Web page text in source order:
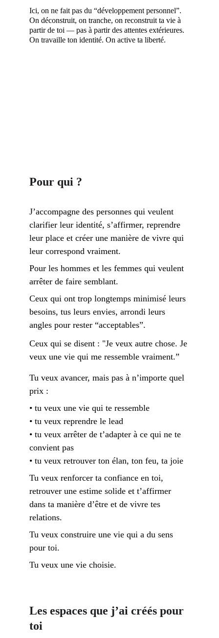
Ici, on ne fait pas du “développement personnel”.
On déconstruit, on tranche, on reconstruit ta vie à
partir de toi — pas à partir des attentes extérieures.
On travaille ton identité. On active ta liberté.
Pour qui ?
J’accompagne des personnes qui veulent
clarifier leur identité, s’affirmer, reprendre
leur place et créer une manière de vivre qui
leur correspond vraiment.
Pour les hommes et les femmes qui veulent
arrêter de faire semblant.
Ceux qui ont trop longtemps minimisé leurs
besoins, tus leurs envies, arrondi leurs
angles pour rester “acceptables”.
Ceux qui se disent : "Je veux autre chose. Je
veux une vie qui me ressemble vraiment.”
Tu veux avancer, mais pas à n’importe quel
prix :
• tu veux une vie qui te ressemble
• tu veux reprendre le lead
• tu veux arrêter de t’adapter à ce qui ne te
convient pas
• tu veux retrouver ton élan, ton feu, ta joie
Tu veux renforcer ta confiance en toi,
retrouver une estime solide et t’affirmer
dans ta manière d’être et de vivre tes
relations.
Tu veux construire une vie qui a du sens
pour toi.
Tu veux une vie choisie.
Les espaces que j’ai créés pour
toi